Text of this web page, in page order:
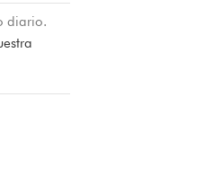
diario.